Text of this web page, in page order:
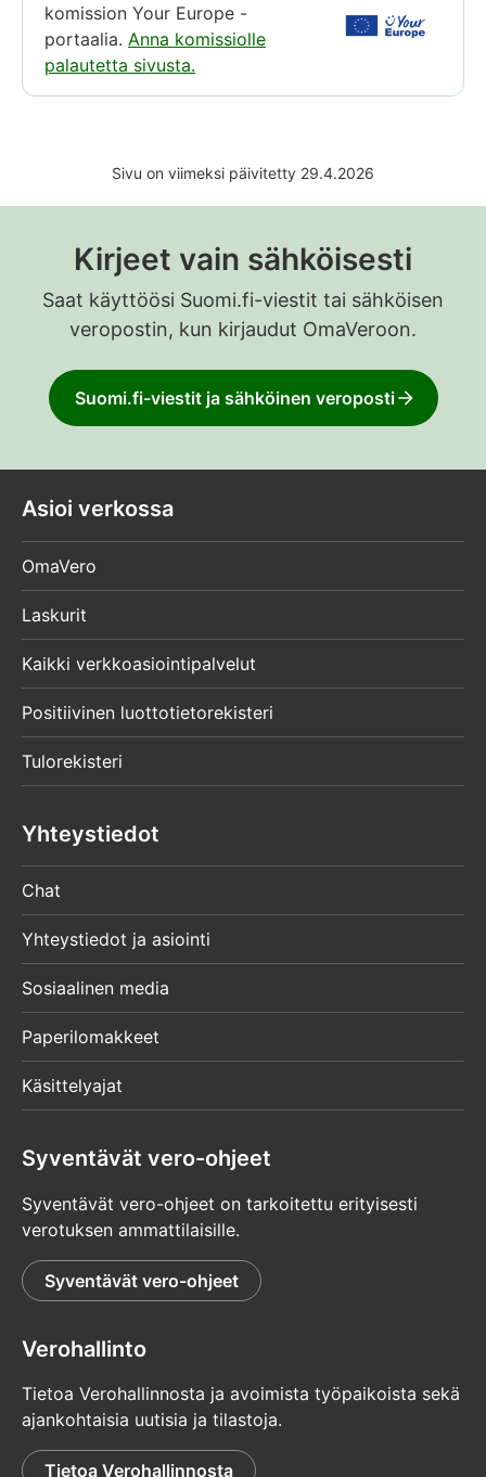
komission Your Europe -
portaalia. Anna komissiolle
palautetta sivusta.
Sivu on viimeksi päivitetty 29.4.2026
Kirjeet vain sähköisesti
Saat käyttöösi Suomi.fi-viestit tai sähköisen
veropostin, kun kirjaudut OmaVeroon.
Suomi.fi-viestit ja sähköinen veroposti
Asioi verkossa
OmaVero
Laskurit
Kaikki verkkoasiointipalvelut
Positiivinen luottotietorekisteri
Tulorekisteri
Yhteystiedot
Chat
Yhteystiedot ja asiointi
Sosiaalinen media
Paperilomakkeet
Käsittelyajat
Syventävät vero-ohjeet
Syventävät vero-ohjeet on tarkoitettu erityisesti
verotuksen ammattilaisille.
Syventävät vero-ohjeet
Verohallinto
Tietoa Verohallinnosta ja avoimista työpaikoista sekä
ajankohtaisia uutisia ja tilastoja.
Tietoa Verohallinnosta